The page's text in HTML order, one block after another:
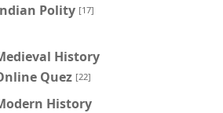
Polity [17]
History
Quez [22]
History